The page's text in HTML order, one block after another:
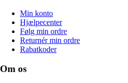
Min konto
Hjælpecenter
Følg min ordre
Returnér min ordre
Rabatkoder
Om os